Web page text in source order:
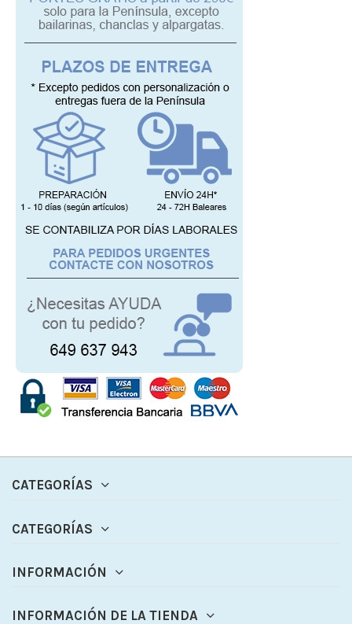
CATEGORÍAS
CATEGORÍAS
INFORMACIÓN
INFORMACIÓN DE LA TIENDA